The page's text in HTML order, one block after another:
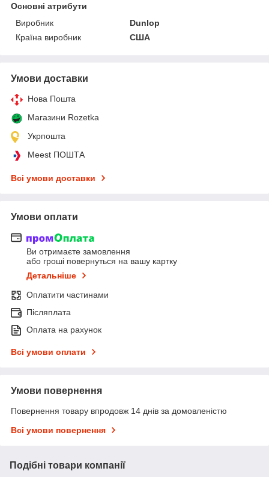
Основні атрибути
Виробник
Dunlop
Країна виробник
США
Умови доставки
Нова Пошта
Магазини Rozetka
Укрпошта
Meest ПОШТА
Всі умови доставки
Умови оплати
Ви отримаєте замовлення
або гроші повернуться на вашу картку
Детальніше
Оплатити частинами
Післяплата
Оплата на рахунок
Всі умови оплати
Умови повернення
Повернення товару впродовж 14 днів за домовленістю
Всі умови повернення
Подібні товари компанії